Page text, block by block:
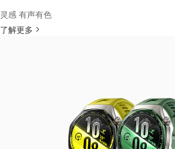
灵感 有声有色
了解更多